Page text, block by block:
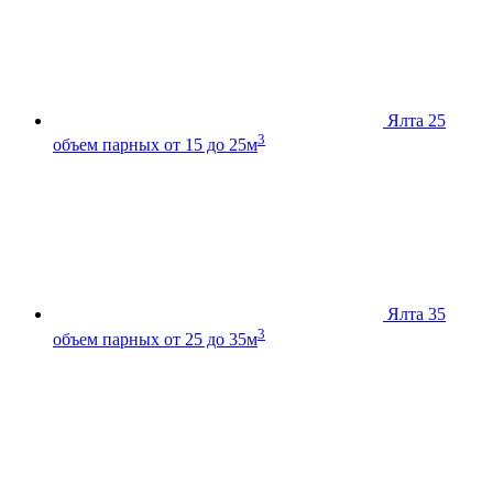
Ялта 25
объем парных от 15 до 25м3
Ялта 35
объем парных от 25 до 35м3